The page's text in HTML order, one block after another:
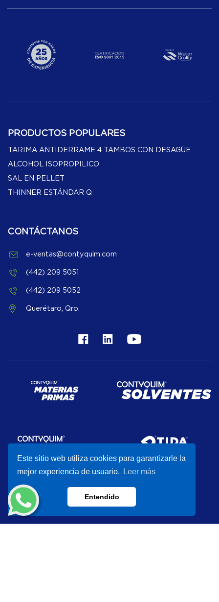
Este sitio web utiliza cookies para garantizarle la
mejor experiencia de usuario.
Leer más
Entendido
PRODUCTOS POPULARES
TARIMA ANTIDERRAME 4 TAMBOS CON DESAGÜE
ALCOHOL ISOPROPILICO
SAL EN PELLET
THINNER ESTÁNDAR Q
CONTÁCTANOS
e-ventas@contyquim.com
(442) 209 5051
(442) 209 5052
Querétaro, Qro.